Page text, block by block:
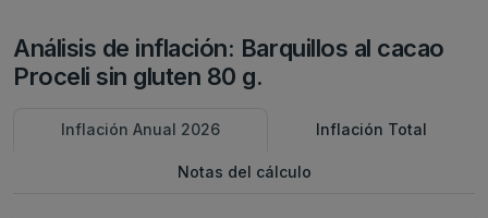
Análisis de inflación: Barquillos al cacao
Proceli sin gluten 80 g.
Inflación Anual 2026 Inflación Total
Notas del cálculo